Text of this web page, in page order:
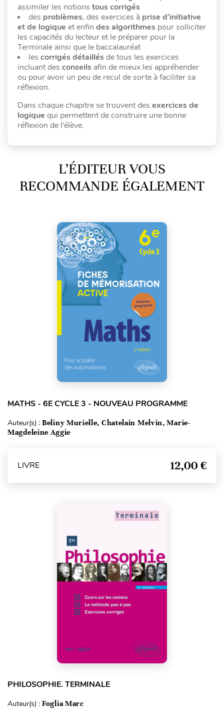
assimiler les notions tous corrigés
des problèmes, des exercices à prise d’initiative
et de logique et enfin des algorithmes pour solliciter
les capacités du lecteur et le préparer pour la
Terminale ainsi que le baccalauréat
les corrigés détaillés de tous les exercices
incluant des conseils afin de mieux les appréhender
ou pour avoir un peu de recul de sorte à faciliter sa
réflexion.
Dans chaque chapitre se trouvent des exercices de
logique qui permettent de construire une bonne
réflexion de l’élève.
L’ÉDITEUR VOUS
RECOMMANDE ÉGALEMENT
MATHS - 6E CYCLE 3 - NOUVEAU PROGRAMME
Auteur(s) : Beliny Murielle, Chatelain Melvin, Marie-
Magdeleine Aggie
LIVRE 12,00 €
PHILOSOPHIE. TERMINALE
Auteur(s) : Foglia Marc